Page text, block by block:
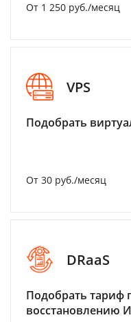
От 1 250 руб./месяц
VPS
Подобрать
От 30 руб./месяц
DRaaS
Подобрать тариф
восстановлению